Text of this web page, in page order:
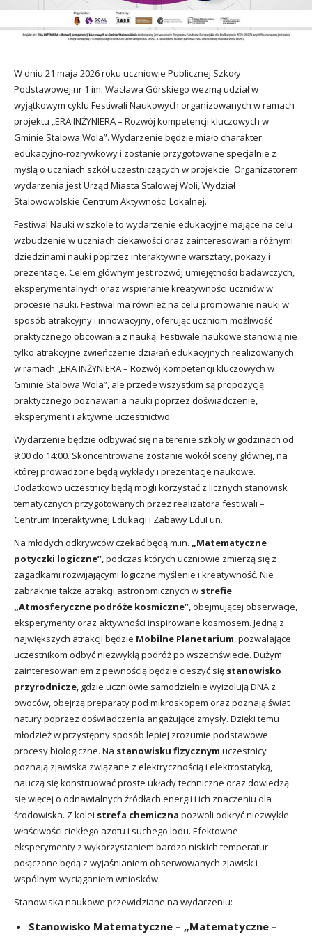
W dniu 21 maja 2026 roku uczniowie Publicznej Szkoły
Podstawowej nr 1 im. Wacława Górskiego wezmą udział w
wyjątkowym cyklu Festiwali Naukowych organizowanych w ramach
projektu „ERA INŻYNIERA – Rozwój kompetencji kluczowych w
Gminie Stalowa Wola”. Wydarzenie będzie miało charakter
edukacyjno-rozrywkowy i zostanie przygotowane specjalnie z
myślą o uczniach szkół uczestniczących w projekcie. Organizatorem
wydarzenia jest Urząd Miasta Stalowej Woli, Wydział
Stalowowolskie Centrum Aktywności Lokalnej.
Festiwal Nauki w szkole to wydarzenie edukacyjne mające na celu
wzbudzenie w uczniach ciekawości oraz zainteresowania różnymi
dziedzinami nauki poprzez interaktywne warsztaty, pokazy i
prezentacje. Celem głównym jest rozwój umiejętności badawczych,
eksperymentalnych oraz wspieranie kreatywności uczniów w
procesie nauki. Festiwal ma również na celu promowanie nauki w
sposób atrakcyjny i innowacyjny, oferując uczniom możliwość
praktycznego obcowania z nauką. Festiwale naukowe stanowią nie
tylko atrakcyjne zwieńczenie działań edukacyjnych realizowanych
w ramach „ERA INŻYNIERA – Rozwój kompetencji kluczowych w
Gminie Stalowa Wola”, ale przede wszystkim są propozycją
praktycznego poznawania nauki poprzez doświadczenie,
eksperyment i aktywne uczestnictwo.
Wydarzenie będzie odbywać się na terenie szkoły w godzinach od
9:00 do 14:00. Skoncentrowane zostanie wokół sceny głównej, na
której prowadzone będą wykłady i prezentacje naukowe.
Dodatkowo uczestnicy będą mogli korzystać z licznych stanowisk
tematycznych przygotowanych przez realizatora festiwali –
Centrum Interaktywnej Edukacji i Zabawy EduFun.
Na młodych odkrywców czekać będą m.in.
„Matematyczne
potyczki logiczne” , podczas których uczniowie zmierzą się z
zagadkami rozwijającymi logiczne myślenie i kreatywność. Nie
zabraknie także atrakcji astronomicznych w strefie
„Atmosferyczne podróże kosmiczne” , obejmującej obserwacje,
eksperymenty oraz aktywności inspirowane kosmosem. Jedną z
największych atrakcji będzie Mobilne Planetarium , pozwalające
uczestnikom odbyć niezwykłą podróż po wszechświecie. Dużym
zainteresowaniem z pewnością będzie cieszyć się stanowisko
przyrodnicze , gdzie uczniowie samodzielnie wyizolują DNA z
owoców, obejrzą preparaty pod mikroskopem oraz poznają świat
natury poprzez doświadczenia angażujące zmysły. Dzięki temu
młodzież w przystępny sposób lepiej zrozumie podstawowe
procesy biologiczne. Na stanowisku fizycznym uczestnicy
poznają zjawiska związane z elektrycznością i elektrostatyką,
nauczą się konstruować proste układy techniczne oraz dowiedzą
się więcej o odnawialnych źródłach energii i ich znaczeniu dla
środowiska. Z kolei strefa chemiczna pozwoli odkryć niezwykłe
właściwości ciekłego azotu i suchego lodu. Efektowne
eksperymenty z wykorzystaniem bardzo niskich temperatur
połączone będą z wyjaśnianiem obserwowanych zjawisk i
wspólnym wyciąganiem wniosków.
Stanowiska naukowe przewidziane na wydarzeniu:
Stanowisko Matematyczne – „Matematyczne –